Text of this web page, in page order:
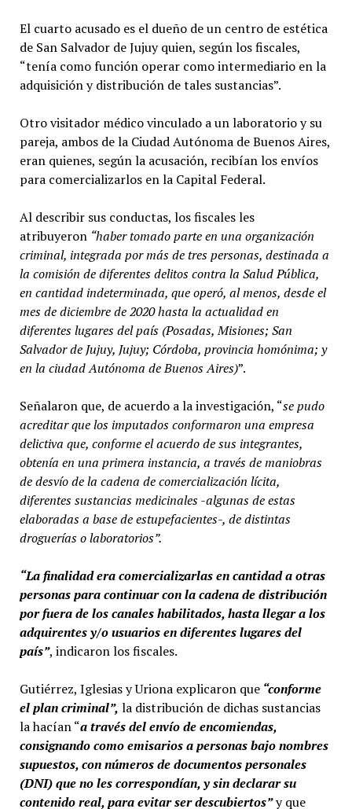
El cuarto acusado es el dueño de un centro de estética
de San Salvador de Jujuy quien, según los fiscales,
“tenía como función operar como intermediario en la
adquisición y distribución de tales sustancias”.
Otro visitador médico vinculado a un laboratorio y su
pareja, ambos de la Ciudad Autónoma de Buenos Aires,
eran quienes, según la acusación, recibían los envíos
para comercializarlos en la Capital Federal.
Al describir sus conductas, los fiscales les
atribuyeron “haber tomado parte en una organización
criminal, integrada por más de tres personas, destinada a
la comisión de diferentes delitos contra la Salud Pública,
en cantidad indeterminada, que operó, al menos, desde el
mes de diciembre de 2020 hasta la actualidad en
diferentes lugares del país (Posadas, Misiones; San
Salvador de Jujuy, Jujuy; Córdoba, provincia homónima; y
en la ciudad Autónoma de Buenos Aires)”.
Señalaron que, de acuerdo a la investigación, “se pudo
acreditar que los imputados conformaron una empresa
delictiva que, conforme el acuerdo de sus integrantes,
obtenía en una primera instancia, a través de maniobras
de desvío de la cadena de comercialización lícita,
diferentes sustancias medicinales -algunas de estas
elaboradas a base de estupefacientes-, de distintas
droguerías o laboratorios”.
“La finalidad era comercializarlas en cantidad a otras
personas para continuar con la cadena de distribución
por fuera de los canales habilitados, hasta llegar a los
adquirentes y/o usuarios en diferentes lugares del
país”, indicaron los fiscales.
Gutiérrez, Iglesias y Uriona explicaron que“conforme
el plan criminal”, la distribución de dichas sustancias
la hacían “a través del envío de encomiendas,
consignando como emisarios a personas bajo nombres
supuestos, con números de documentos personales
(DNI) que no les correspondían, y sin declarar su
contenido real, para evitar ser descubiertos”y que